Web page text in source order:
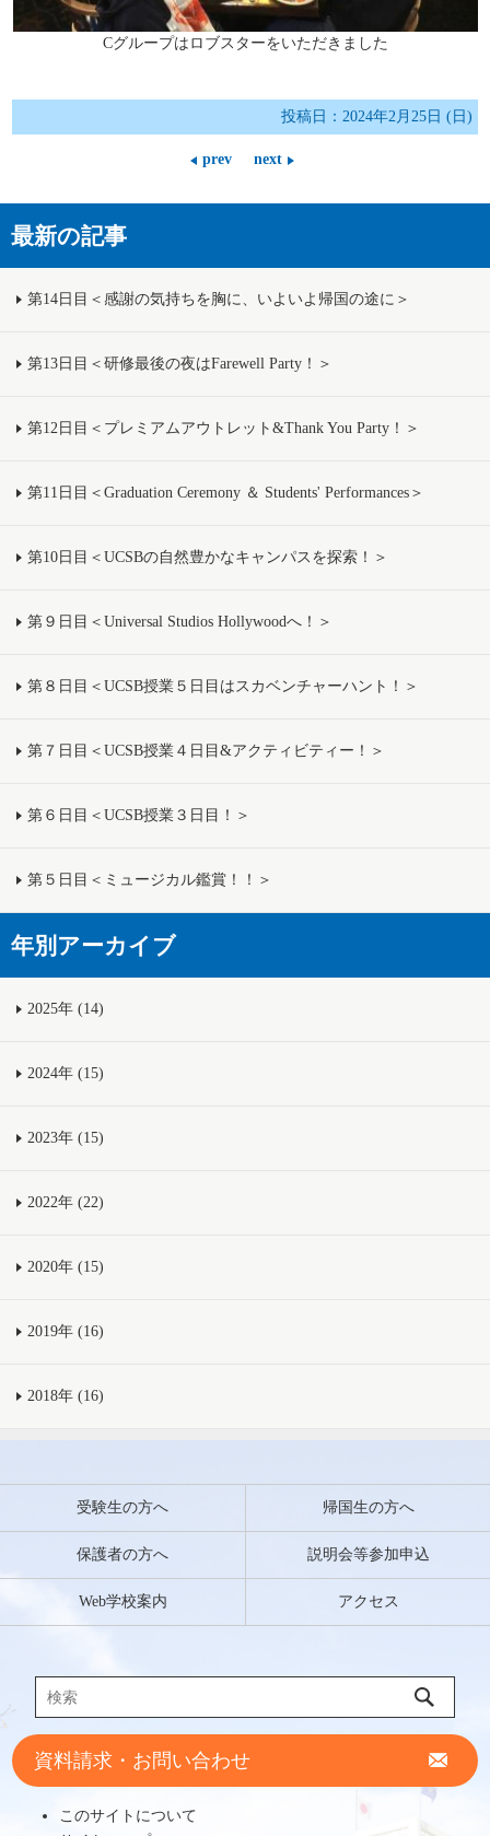
Cグループはロブスターをいただきました
投稿日：2024年2月25日 (日)
prev next
最新の記事
第14日目＜感謝の気持ちを胸に、いよいよ帰国の途に＞
第13日目＜研修最後の夜はFarewell Party！＞
第12日目＜プレミアムアウトレット&Thank You Party！＞
第11日目＜Graduation Ceremony ＆ Students' Performances＞
第10日目＜UCSBの自然豊かなキャンパスを探索！＞
第９日目＜Universal Studios Hollywoodへ！＞
第８日目＜UCSB授業５日目はスカベンチャーハント！＞
第７日目＜UCSB授業４日目&アクティビティー！＞
第６日目＜UCSB授業３日目！＞
第５日目＜ミュージカル鑑賞！！＞
年別アーカイブ
2025年 (14)
2024年 (15)
2023年 (15)
2022年 (22)
2020年 (15)
2019年 (16)
2018年 (16)
受験生の方へ 帰国生の方へ
保護者の方へ 説明会等参加申込
Web学校案内 アクセス
資料請求・お問い合わせ
このサイトについて